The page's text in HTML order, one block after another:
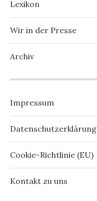
Lexikon
Wir in der Presse
Archiv
Impressum
Datenschutzerklärung
Cookie-Richtlinie (EU)
Kontakt zu uns